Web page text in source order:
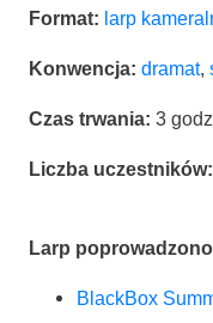
For­mat: larp
Kon­wen­cja: dra­mat,
Czas trwa­nia: 3
Licz­ba uczest­ni­ków:
Larp
Black­Box